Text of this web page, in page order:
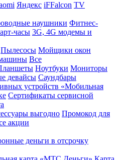
Яндекс iFFalcon TV
наушники Фитнес-
часы 3G, 4G модемы и
Пылесосы Мойщики окон
Все
Ноутбуки Мониторы
девайсы Саундбары
устройств «Мобильная
Сертификаты сервисной
выгодно Промокод для
акции
деньги в отсрочку